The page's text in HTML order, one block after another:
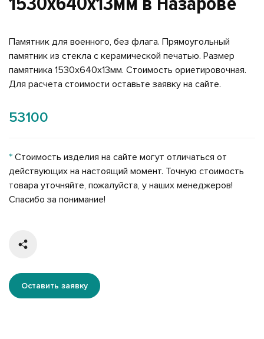
Памятник для военного, без флага. Прямоугольный
памятник из стекла с керамической печатью. Размер
памятника 1530х640х13мм. Стоимость ориетировочная.
Для расчета стоимости оставьте заявку на сайте.
53100
* Стоимость изделия на сайте могут отличаться от
действующих на настоящий момент. Точную стоимость
товара уточняйте, пожалуйста, у наших менеджеров!
Спасибо за понимание!
Оставить заявку